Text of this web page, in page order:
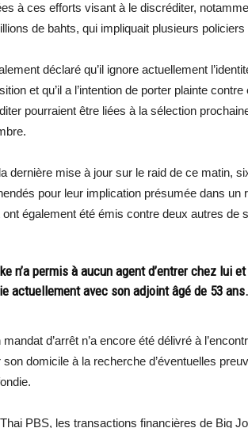
à ces efforts visant à le discréditer,
de bahts, qui impliquait plusieurs policiers
déclaré qu’il ignore actuellement
et qu’il a l’intention de porter plainte
pourraient être liées à la sélection
dernière mise à jour sur le raid de ce matin,
pour leur implication présumée dans un
ont également été émis contre deux autres de
n’a permis à aucun agent d’entrer chez lui
actuellement avec son adjoint âgé de 53 ans.
d’arrêt n’a encore été délivré à
son domicile à la recherche d’éventuelles
PBS, les transactions financières de Big